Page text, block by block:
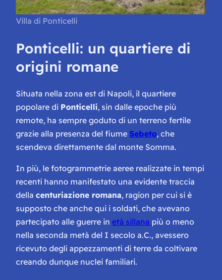
Villa di Ponticelli
Ponticelli: un quartiere di
origini romane
Situata nella zona est di Napoli, il quartiere
popolare di Ponticelli, sin dalle epoche più
remote, ha sempre goduto di un terreno fertile
grazie alla presenza del fiume Sebeto, che
scendeva direttamente dal monte Somma.
In più, le fotogrammetrie aeree realizzate in tempi
recenti hanno manifestato una evidente traccia
della centuriazione romana, ragion per cui si è
supposto che anche qui i soldati, che avevano
partecipato alle guerre in età sillana più o meno
nella seconda metà del I secolo a.C., avessero
ricevuto degli appezzamenti di terre da coltivare
creando dunque nuclei familiari.